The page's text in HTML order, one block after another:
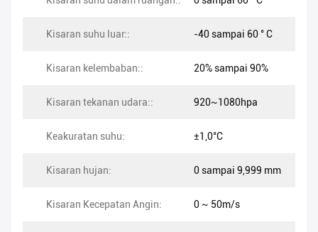
Kisaran suhu luar:: -40 sampai 60 ° C
Kisaran kelembaban:: 20% sampai 90%
Kisaran tekanan udara:: 920~1080hpa
Keakuratan suhu: ±1,0°C
Kisaran hujan: 0 sampai 9,999 mm
Kisaran Kecepatan Angin: 0 ~ 50m/s